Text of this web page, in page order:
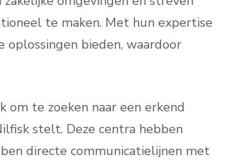
te maken. Met hun expertise
oplossingen bieden, waardoor
te zoeken naar een erkend
stelt. Deze centra hebben
directe communicatielijnen met